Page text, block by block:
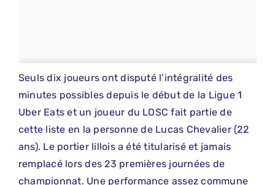
Seuls dix joueurs ont disputé l’intégralité des
minutes possibles depuis le début de la Ligue 1
Uber Eats et un joueur du LOSC fait partie de
cette liste en la personne de Lucas Chevalier (22
ans). Le portier lillois a été titularisé et jamais
remplacé lors des 23 premières journées de
championnat. Une performance assez commune